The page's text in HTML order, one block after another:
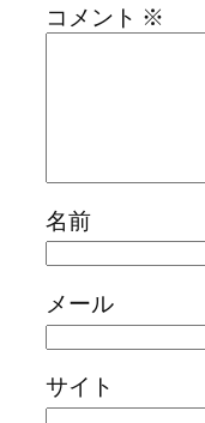
コメント ※
名前
メール
サイト